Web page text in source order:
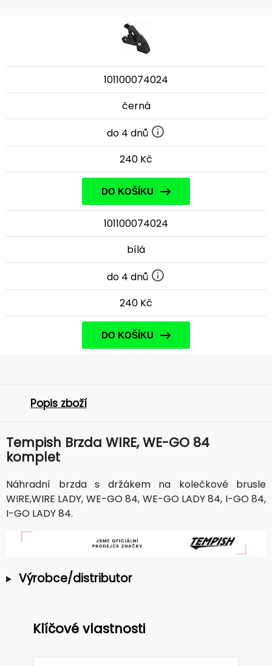
101100074024
černá
do 4 dnů
240 Kč
DO KOŠÍKU
101100074024
bílá
do 4 dnů
240 Kč
DO KOŠÍKU
Popis zboží
Tempish Brzda WIRE, WE-GO 84
komplet
Náhradní brzda s držákem na kolečkové brusle
WIRE,WIRE LADY, WE-GO 84, WE-GO LADY 84, I-GO 84,
I-GO LADY 84.
Výrobce/distributor
Klíčové vlastnosti